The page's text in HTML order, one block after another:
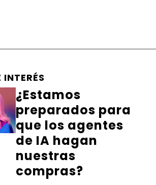
INTERÉS
¿Estamos
preparados para
que los agentes
de IA hagan
nuestras
compras?